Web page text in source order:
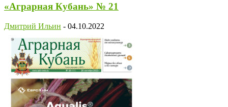
«Аграрная Кубань» № 21
Дмитрий Ильин - 04.10.2022